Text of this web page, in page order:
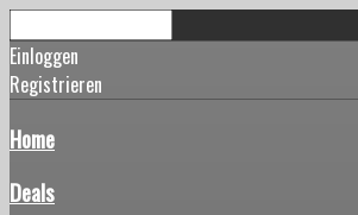
Einloggen
Registrieren
Home
Deals